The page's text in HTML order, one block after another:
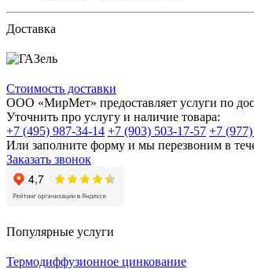
Доставка
Стоимость доставки
ООО «МирМет» предоставляет услуги по
Уточнить про услугу и наличие товара:
+7 (495) 987-34-14 +7 (903) 503-17-57 +7
Или заполните форму и мы перезвоним в
Заказать звонок
Популярные услуги
Термодиффузионное цинкование